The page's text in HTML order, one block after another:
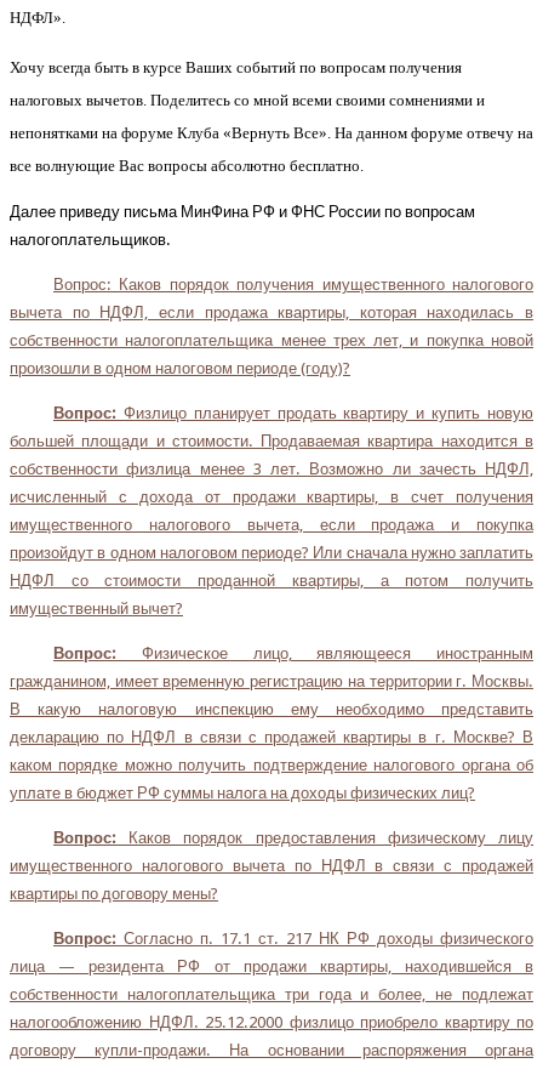
НДФЛ».
Хочу всегда быть в курсе Ваших событий по вопросам получения
налоговых вычетов. Поделитесь со мной всеми своими сомнениями и
непонятками на форуме Клуба «Вернуть Все». На данном форуме отвечу на
все волнующие Вас вопросы абсолютно бесплатно.
Далее приведу письма МинФина РФ и ФНС России по вопросам
налогоплательщиков.
Вопрос: Каков порядок получения имущественного налогового
вычета по НДФЛ, если продажа квартиры, которая находилась в
собственности налогоплательщика менее трех лет, и покупка новой
произошли в одном налоговом периоде (году)?
Вопрос: Физлицо планирует продать квартиру и купить новую
большей площади и стоимости. Продаваемая квартира находится в
собственности физлица менее 3 лет. Возможно ли зачесть НДФЛ,
исчисленный с дохода от продажи квартиры, в счет получения
имущественного налогового вычета, если продажа и покупка
произойдут в одном налоговом периоде? Или сначала нужно заплатить
НДФЛ со стоимости проданной квартиры, а потом получить
имущественный вычет?
Вопрос: Физическое лицо, являющееся иностранным
гражданином, имеет временную регистрацию на территории г. Москвы.
В какую налоговую инспекцию ему необходимо представить
декларацию по НДФЛ в связи с продажей квартиры в г. Москве? В
каком порядке можно получить подтверждение налогового органа об
уплате в бюджет РФ суммы налога на доходы физических лиц?
Вопрос: Каков порядок предоставления физическому лицу
имущественного налогового вычета по НДФЛ в связи с продажей
квартиры по договору мены?
Вопрос: Согласно п. 17.1 ст. 217 НК РФ доходы физического
лица — резидента РФ от продажи квартиры, находившейся в
собственности налогоплательщика три года и более, не подлежат
налогообложению НДФЛ. 25.12.2000 физлицо приобрело квартиру по
договору купли-продажи. На основании распоряжения органа